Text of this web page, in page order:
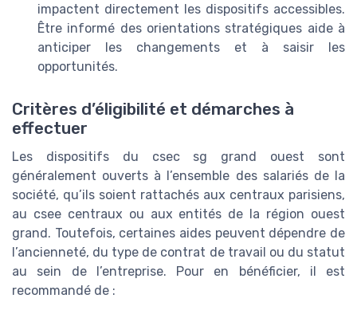
impactent directement les dispositifs accessibles.
Être informé des orientations stratégiques aide à
anticiper les changements et à saisir les
opportunités.
Critères d’éligibilité et démarches à
effectuer
Les dispositifs du csec sg grand ouest sont
généralement ouverts à l’ensemble des salariés de la
société, qu’ils soient rattachés aux centraux parisiens,
au csee centraux ou aux entités de la région ouest
grand. Toutefois, certaines aides peuvent dépendre de
l’ancienneté, du type de contrat de travail ou du statut
au sein de l’entreprise. Pour en bénéficier, il est
recommandé de :